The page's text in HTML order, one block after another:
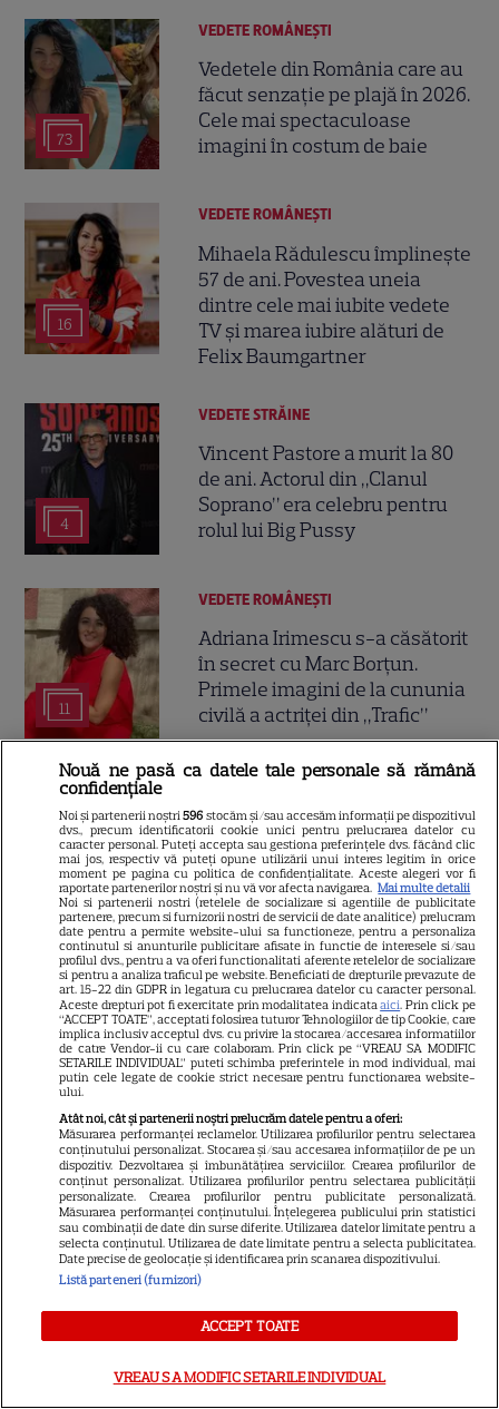
73
VEDETE ROMÂNEŞTI
Vedetele din România care au
făcut senzație pe plajă în 2026.
Cele mai spectaculoase
imagini în costum de baie
16
VEDETE ROMÂNEŞTI
Mihaela Rădulescu împlinește
57 de ani. Povestea uneia
dintre cele mai iubite vedete
TV și marea iubire alături de
Felix Baumgartner
4
VEDETE STRĂINE
Vincent Pastore a murit la 80
de ani. Actorul din „Clanul
Soprano” era celebru pentru
rolul lui Big Pussy
11
VEDETE ROMÂNEŞTI
Adriana Irimescu s-a căsătorit
în secret cu Marc Borțun.
Primele imagini de la cununia
civilă a actriței din „Trafic”
8
VEDETE ROMÂNEŞTI
Sarah, fiica Ancăi Serea, pleacă
în Italia. Cât costă studiile la
celebra școală de modă din
Milano: peste 68.000 de euro în
trei ani
6
VEDETE ROMÂNEŞTI
Adela Popescu, apariție
elegantă într-o rochie din
dantelă. Reacția amuzantă a
Contact
Nouă ne pasă ca datele tale personale să rămână
confidențiale
Noi și partenerii noștri596 stocăm și/sau accesăm informații pe dispozitivul
dvs., precum identificatorii cookie unici pentru prelucrarea datelor cu
caracter personal. Puteți accepta sau gestiona preferințele dvs. făcând clic
mai jos, respectiv vă puteți opune utilizării unui interes legitim în orice
moment pe pagina cu politica de confidențialitate. Aceste alegeri vor fi
raportate partenerilor noștri și nu vă vor afecta navigarea. Mai multe detalii
Noi si partenerii nostri (retelele de socializare si agentiile de publicitate
partenere, precum si furnizorii nostri de servicii de date analitice) prelucram
date pentru a permite website-ului sa functioneze, pentru a personaliza
continutul si anunturile publicitare afisate in functie de interesele si/sau
profilul dvs., pentru a va oferi functionalitati aferente retelelor de socializare
si pentru a analiza traficul pe website. Beneficiati de drepturile prevazute de
art. 15-22 din GDPR in legatura cu prelucrarea datelor cu caracter personal.
Aceste drepturi pot fi exercitate prin modalitatea indicataaici. Prin click pe
“ACCEPT TOATE”, acceptati folosirea tuturor Tehnologiilor de tip Cookie, care
implica inclusiv acceptul dvs. cu privire la stocarea/accesarea informatiilor
de catre Vendor-ii cu care colaboram. Prin click pe “VREAU SA MODIFIC
SETARILE INDIVIDUAL” puteti schimba preferintele in mod individual, mai
putin cele legate de cookie strict necesare pentru functionarea website-
ului.
Atât noi, cât și partenerii noștri prelucrăm datele pentru a oferi:
Măsurarea performanței reclamelor. Utilizarea profilurilor pentru selectarea
conținutului personalizat. Stocarea și/sau accesarea informațiilor de pe un
dispozitiv. Dezvoltarea și îmbunătățirea serviciilor. Crearea profilurilor de
conținut personalizat. Utilizarea profilurilor pentru selectarea publicității
personalizate. Crearea profilurilor pentru publicitate personalizată.
Măsurarea performanței conținutului. Înțelegerea publicului prin statistici
sau combinații de date din surse diferite. Utilizarea datelor limitate pentru a
selecta conținutul. Utilizarea de date limitate pentru a selecta publicitatea.
Date precise de geolocație și identificarea prin scanarea dispozitivului.
Listă parteneri (furnizori)
ACCEPT TOATE
VREAU SA MODIFIC SETARILE INDIVIDUAL